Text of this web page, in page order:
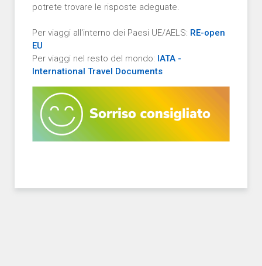
potrete trovare le risposte adeguate.
Per viaggi all'interno dei Paesi UE/AELS: RE-open
EU
Per viaggi nel resto del mondo: IATA -
International Travel Documents